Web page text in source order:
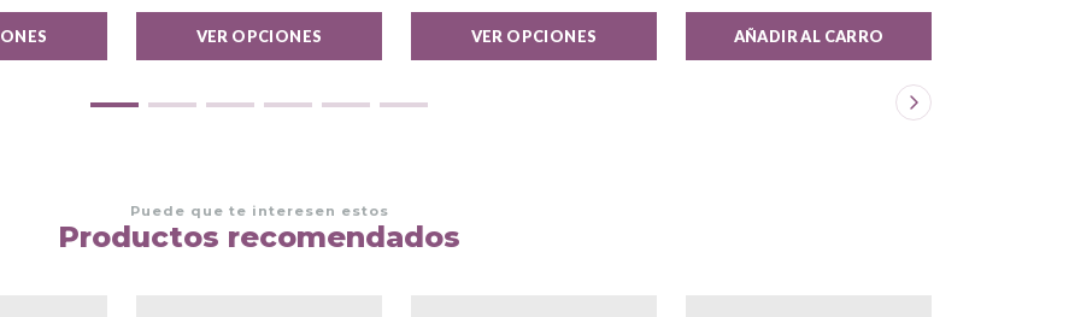
VER OPCIONES VER OPCIONES AÑADIR AL CARRO
Puede que te interesen estos
Productos recomendados